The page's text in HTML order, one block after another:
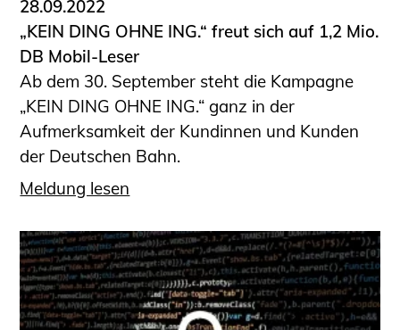
28.09.2022
„KEIN DING OHNE ING.“ freut sich auf 1,2 Mio.
DB Mobil-Leser
Ab dem 30. September steht die Kampagne
„KEIN DING OHNE ING.“ ganz in der
Aufmerksamkeit der Kundinnen und Kunden
der Deutschen Bahn.
Meldung lesen